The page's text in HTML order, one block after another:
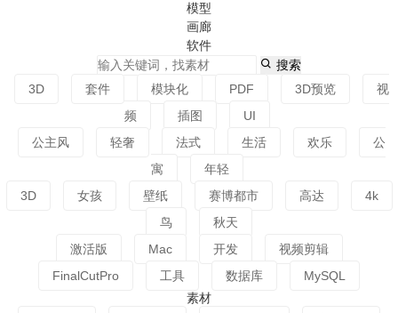
模型
画廊
软件
搜索
3D
套件 模块化 PDF 3D预览
视
频
插图
UI
公主风
轻奢 法式 生活 欢乐
公
寓
年轻
3D
女孩 壁纸 赛博都市 高达
4k
鸟
秋天
激活版
Mac 开发
视频剪辑
FinalCutPro
工具 数据库
MySQL
素材